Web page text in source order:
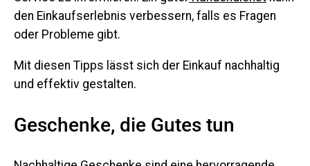
den Einkaufserlebnis verbessern, falls es Fragen
oder Probleme gibt.
Mit diesen Tipps lässt sich der Einkauf nachhaltig
und effektiv gestalten.
Geschenke, die Gutes tun